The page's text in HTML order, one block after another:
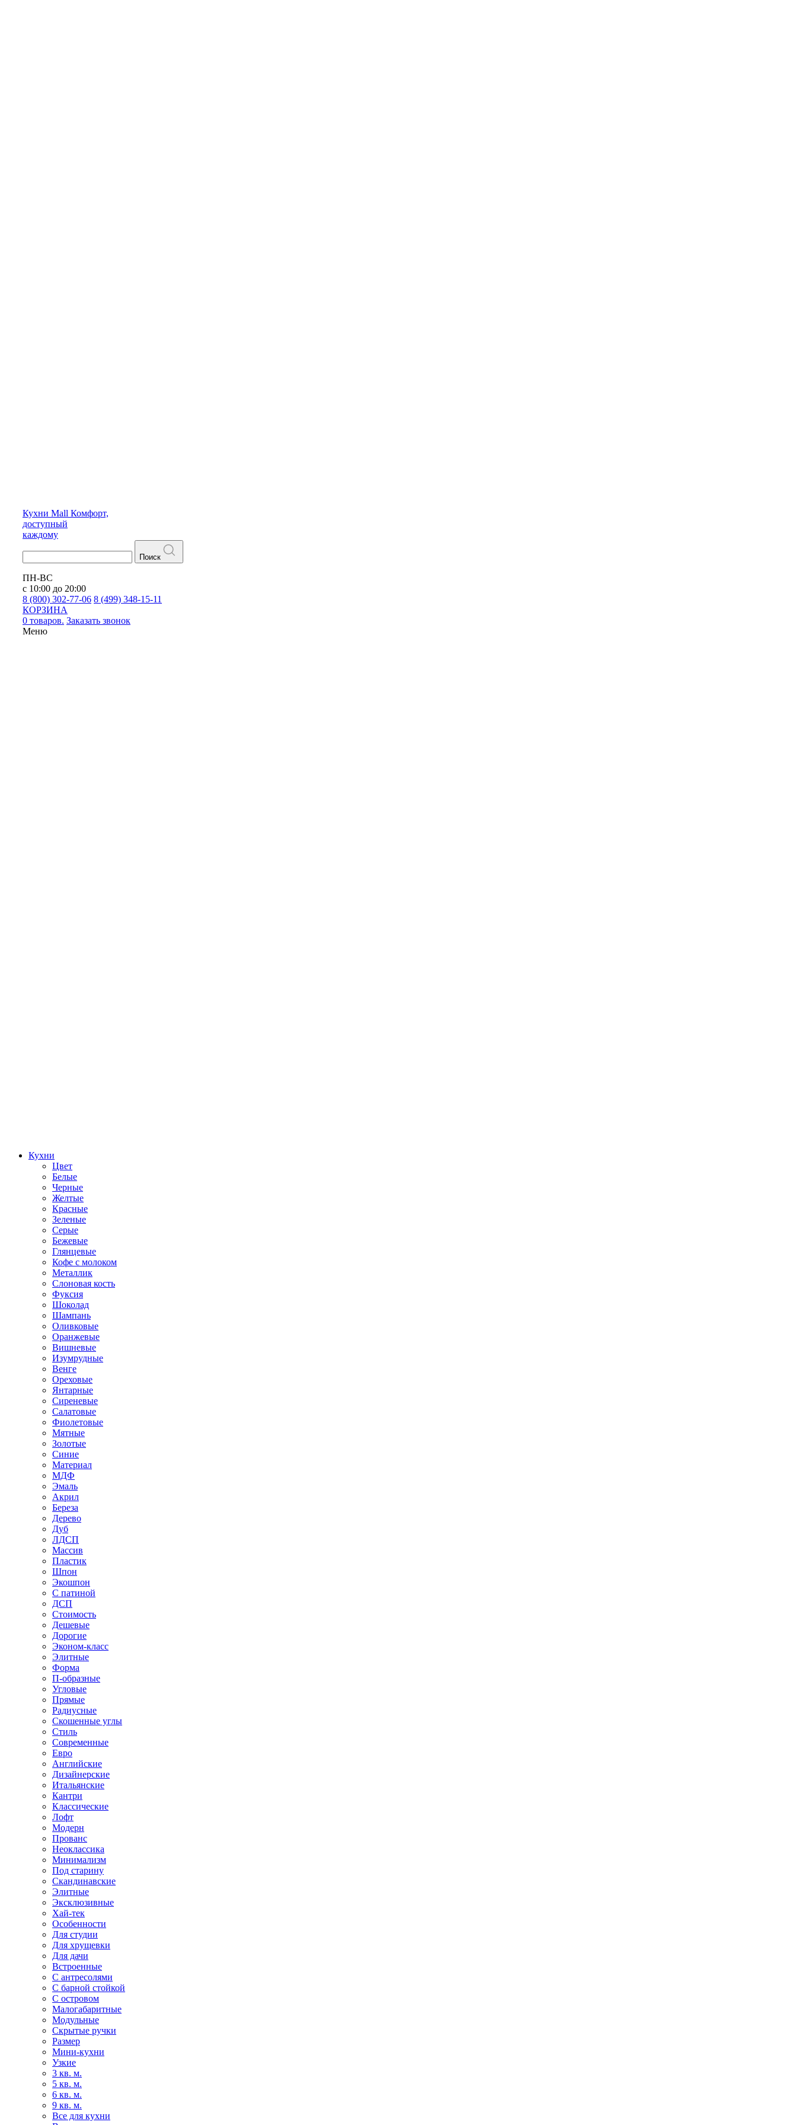
Кухни Mall Комфорт,
доступный
каждому
Поиск
ПН-ВС
с 10:00 до 20:00
8 (800) 302-77-06 8 (499) 348-15-11
КОРЗИНА
0 товаров. Заказать звонок
Меню
Кухни
Цвет
Белые
Черные
Желтые
Красные
Зеленые
Серые
Бежевые
Глянцевые
Кофе с молоком
Металлик
Слоновая кость
Фуксия
Шоколад
Шампань
Оливковые
Оранжевые
Вишневые
Изумрудные
Венге
Ореховые
Янтарные
Сиреневые
Салатовые
Фиолетовые
Мятные
Золотые
Синие
Материал
МДФ
Эмаль
Акрил
Береза
Дерево
Дуб
ЛДСП
Массив
Пластик
Шпон
Экошпон
С патиной
ДСП
Стоимость
Дешевые
Дорогие
Эконом-класс
Элитные
Форма
П-образные
Угловые
Прямые
Радиусные
Скошенные углы
Стиль
Современные
Евро
Английские
Дизайнерские
Итальянские
Кантри
Классические
Лофт
Модерн
Прованс
Неоклассика
Минимализм
Под старину
Скандинавские
Элитные
Эксклюзивные
Хай-тек
Особенности
Для студии
Для хрущевки
Для дачи
Встроенные
С антресолями
С барной стойкой
С островом
Малогабаритные
Модульные
Скрытые ручки
Размер
Мини-кухни
Узкие
3 кв. м.
5 кв. м.
6 кв. м.
9 кв. м.
Все для кухни